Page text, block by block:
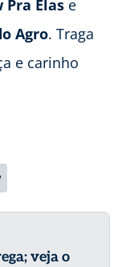
Pra Elas e
Agro. Traga
e carinho
veja o